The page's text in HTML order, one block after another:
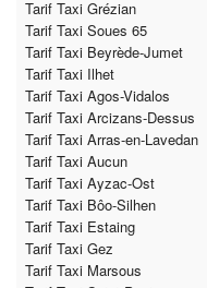
Tarif Taxi Grézian
Tarif Taxi Soues 65
Tarif Taxi Beyrède-Jumet
Tarif Taxi Ilhet
Tarif Taxi Agos-Vidalos
Tarif Taxi Arcizans-Dessus
Tarif Taxi Arras-en-Lavedan
Tarif Taxi Aucun
Tarif Taxi Ayzac-Ost
Tarif Taxi Bôo-Silhen
Tarif Taxi Estaing
Tarif Taxi Gez
Tarif Taxi Marsous